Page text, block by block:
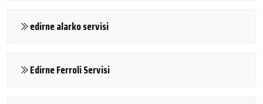
edirne alarko servisi
Edirne Ferroli Servisi